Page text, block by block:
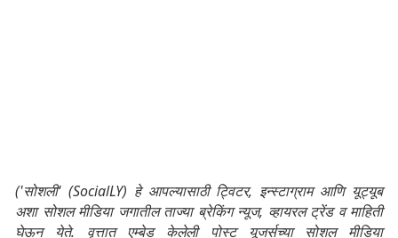
('सोशली' (SocialLY) हे आपल्यासाठी ट्विटर, इन्स्टाग्राम आणि यूट्यूब
अशा सोशल मीडिया जगातील ताज्या ब्रेकिंग न्यूज, व्हायरल ट्रेंड व माहिती
घेऊन येते. वृत्तात एम्बेड केलेली पोस्ट यूजर्सच्या सोशल मीडिया